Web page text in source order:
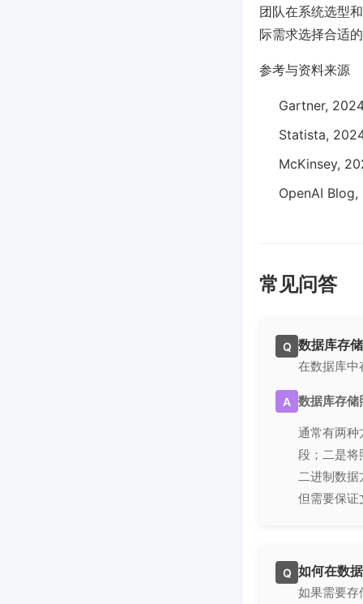
团队在系统选型
际需求选择合适
参考与资料来源
Gartner,
Statista,
McKinsey,
OpenAI
常见问答
Q 数据库存
在数据库中
A 数据库存储
通常有两种
段；二是将
二进制数据
但需要保证
Q 如何在数
如果需要存